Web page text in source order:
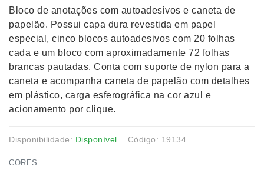
Bloco de anotações com autoadesivos e caneta de
papelão. Possui capa dura revestida em papel
especial, cinco blocos autoadesivos com 20 folhas
cada e um bloco com aproximadamente 72 folhas
brancas pautadas. Conta com suporte de nylon para a
caneta e acompanha caneta de papelão com detalhes
em plástico, carga esferográfica na cor azul e
acionamento por clique.
Disponibilidade: Disponível Código: 19134
CORES